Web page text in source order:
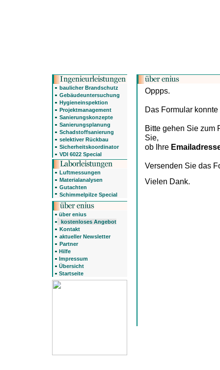
baulicher Brandschutz
Gebäudeuntersuchung
Hygieneinspektion
Projektmanagement
Sanierungskonzepte
Sanierungsplanung
Schadstoffsanierung
selektiver Rückbau
Sicherheitskoordinator
VDI 6022 Special
Luftmessungen
Materialanalysen
Gutachten
Schimmelpilze Special
über enius
kostenloses Angebot
Kontakt
aktueller Newsletter
Partner
Hilfe
Impressum
Übersicht
Startseite
Oppps.
Das Formular
Bitte gehen Sie zum
Sie,
ob Ihre
Versenden Sie das
Vielen Dank.